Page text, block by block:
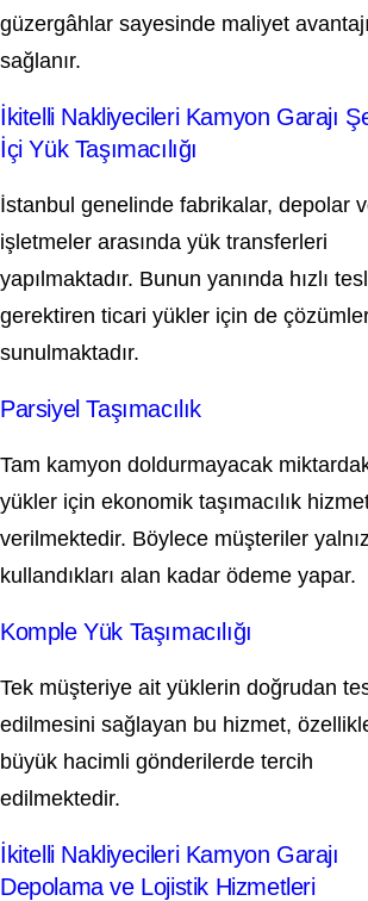
güzergâhlar sayesinde maliyet
sağlanır.
İkitelli Nakliyecileri Kamyon Garajı
İçi Yük Taşımacılığı
İstanbul genelinde fabrikalar, depolar
işletmeler arasında yük transferleri
yapılmaktadır. Bunun yanında hızlı
gerektiren ticari yükler için de
sunulmaktadır.
Parsiyel Taşımacılık
Tam kamyon doldurmayacak
yükler için ekonomik taşımacılık
verilmektedir. Böylece müşteriler
kullandıkları alan kadar ödeme yapar.
Komple Yük Taşımacılığı
Tek müşteriye ait yüklerin doğrudan
edilmesini sağlayan bu hizmet,
büyük hacimli gönderilerde tercih
edilmektedir.
İkitelli Nakliyecileri Kamyon Garajı
Depolama ve Lojistik Hizmetleri